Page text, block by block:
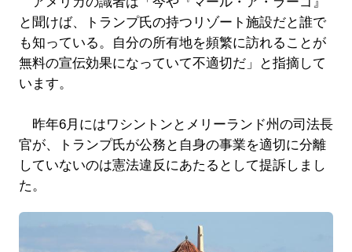
と聞けば、トランプ氏の持つリゾート施設だと誰で
も知っている。自分の所有地を頻繁に訪れることが
無料の宣伝効果になっていて不適切だ」と指摘して
います。
昨年6月にはワシントンとメリーランド州の司法長
官が、トランプ氏が公務と自身の事業を適切に分離
していないのは憲法違反にあたるとして提訴しまし
た。